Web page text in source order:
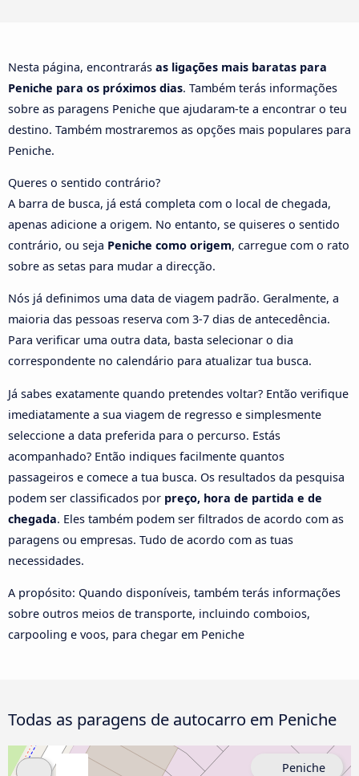
Nesta página, encontrarás as ligações mais baratas para
Peniche para os próximos dias. Também terás informações
sobre as paragens Peniche que ajudaram-te a encontrar o teu
destino. Também mostraremos as opções mais populares para
Peniche.
Queres o sentido contrário?
A barra de busca, já está completa com o local de chegada,
apenas adicione a origem. No entanto, se quiseres o sentido
contrário, ou seja Peniche como origem, carregue com o rato
sobre as setas para mudar a direcção.
Nós já definimos uma data de viagem padrão. Geralmente, a
maioria das pessoas reserva com 3-7 dias de antecedência.
Para verificar uma outra data, basta selecionar o dia
correspondente no calendário para atualizar tua busca.
Já sabes exatamente quando pretendes voltar? Então verifique
imediatamente a sua viagem de regresso e simplesmente
seleccione a data preferida para o percurso. Estás
acompanhado? Então indiques facilmente quantos
passageiros e comece a tua busca. Os resultados da pesquisa
podem ser classificados por preço, hora de partida e de
chegada. Eles também podem ser filtrados de acordo com as
paragens ou empresas. Tudo de acordo com as tuas
necessidades.
A propósito: Quando disponíveis, também terás informações
sobre outros meios de transporte, incluindo comboios,
carpooling e voos, para chegar em Peniche
Todas as paragens de autocarro em Peniche
Peniche